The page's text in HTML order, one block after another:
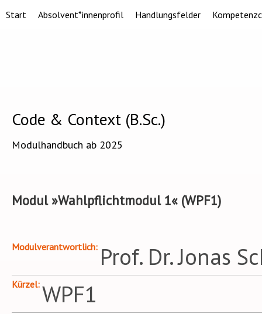
Start Absolvent*innenprofil Handlungsfelder
Code & Context (B.Sc.)
Modulhandbuch ab 2025
Modul »Wahlpflichtmodul 1« (WPF1)
Modulverantwortlich Prof. Dr. Jonas
Kürzel WPF1